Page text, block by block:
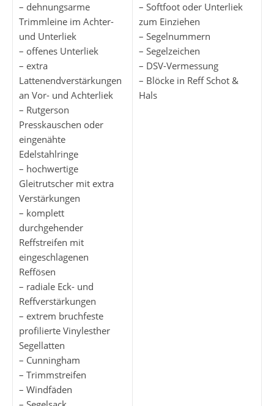
– dehnungsarme
Trimmleine im Achter-
und Unterliek
– offenes Unterliek
– extra
Lattenendverstärkungen
an Vor- und Achterliek
– Rutgerson
Presskauschen oder
eingenähte
Edelstahlringe
– hochwertige
Gleitrutscher mit extra
Verstärkungen
– komplett
durchgehender
Reffstreifen mit
eingeschlagenen
Reffösen
– radiale Eck- und
Reffverstärkungen
– extrem bruchfeste
profilierte Vinylesther
Segellatten
– Cunningham
– Trimmstreifen
– Windfäden
– Softfoot oder Unterliek
zum Einziehen
– Segelnummern
– Segelzeichen
– DSV-Vermessung
– Blöcke in Reff Schot &
Hals